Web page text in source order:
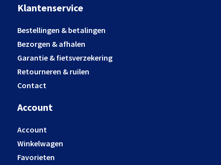
Klantenservice
Bestellingen & betalingen
Bezorgen & afhalen
Garantie & fietsverzekering
Retourneren & ruilen
Contact
Account
Account
Winkelwagen
Favorieten